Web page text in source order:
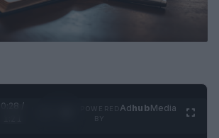
0:29 /
AdhubMedia